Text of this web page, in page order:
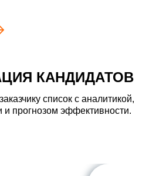
КАНДИДАТОВ
список с аналитикой,
и прогнозом эффективности.